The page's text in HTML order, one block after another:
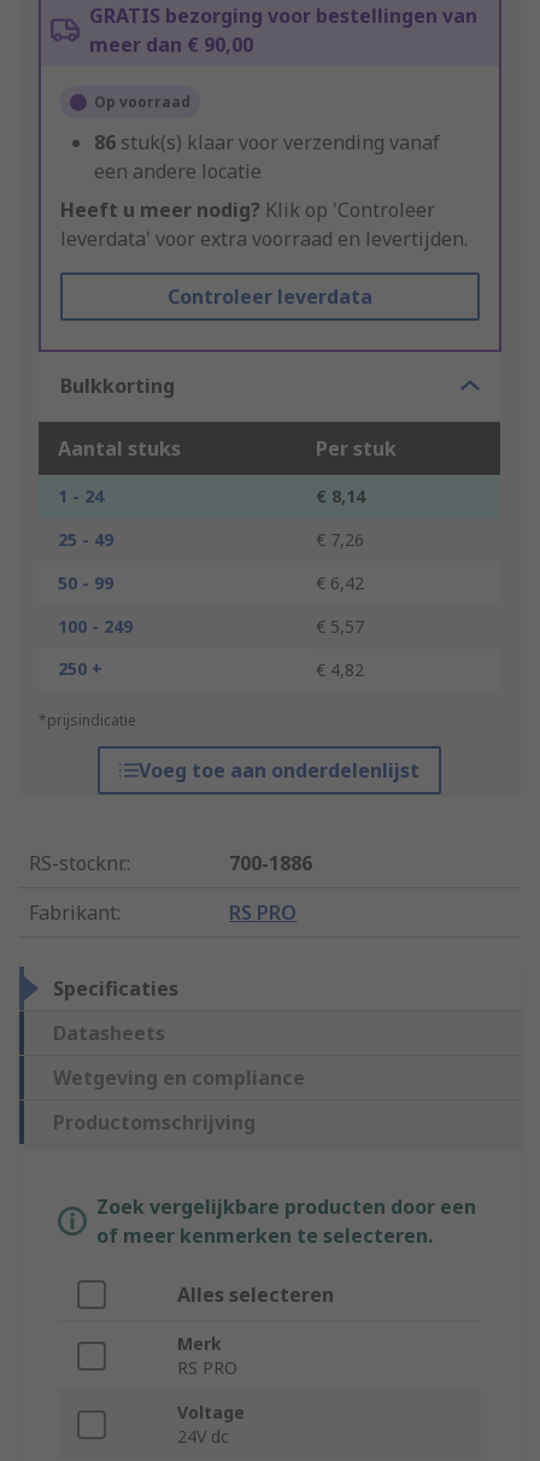
GRATIS bezorging voor bestellingen van
meer dan € 90,00
Op voorraad
86 stuk(s) klaar voor verzending vanaf
een andere locatie
Heeft u meer nodig? Klik op 'Controleer
leverdata' voor extra voorraad en levertijden.
Controleer leverdata
Bulkkorting
Aantal stuks Per stuk
1 - 24
€ 8,14
25 - 49
€ 7,26
50 - 99
€ 6,42
100 - 249
€ 5,57
250 +
€ 4,82
*prijsindicatie
Voeg toe aan onderdelenlijst
RS-stocknr.:
700-1886
Fabrikant: RS PRO
Specificaties
Datasheets
Wetgeving en compliance
Productomschrijving
Zoek vergelijkbare producten door een
of meer kenmerken te selecteren.
Alles selecteren
Merk
RS PRO
Voltage
24V dc